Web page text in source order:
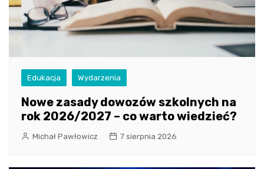
Edukacja Wydarzenia
Nowe zasady dowozów szkolnych na
rok 2026/2027 – co warto wiedzieć?
Michał Pawłowicz 7 sierpnia 2026